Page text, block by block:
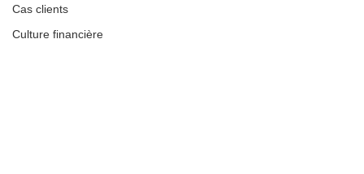
Cas clients
Culture financière